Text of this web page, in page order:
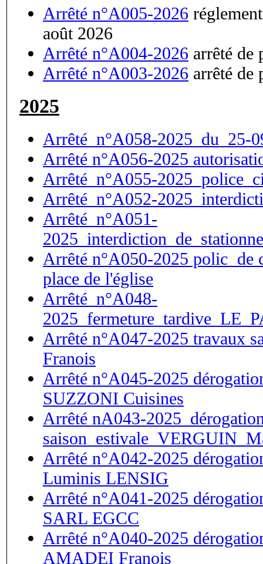
Arrêté n°A005-2026
août 2026
Arrêté n°A004-2026 arrêté de
Arrêté n°A003-2026 arrêté de
2025
Arrêté_n°A058-2025_du_25-
Arrêté n°A056-2025
Arrêté_n°A055-
Arrêté_n°A052-
Arrêté_n°A051-
Arrêté n°A050-2025 polic de
place de l'église
Arrêté_n°A048-
Arrêté n°A047-2025 travaux
Franois
Arrêté n°A045-2025
SUZZONI Cuisines
Arrêté nA043-
Arrêté n°A042-2025
Luminis LENSIG
Arrêté n°A041-2025
SARL EGCC
Arrêté n°A040-2025
AMADEI Franois